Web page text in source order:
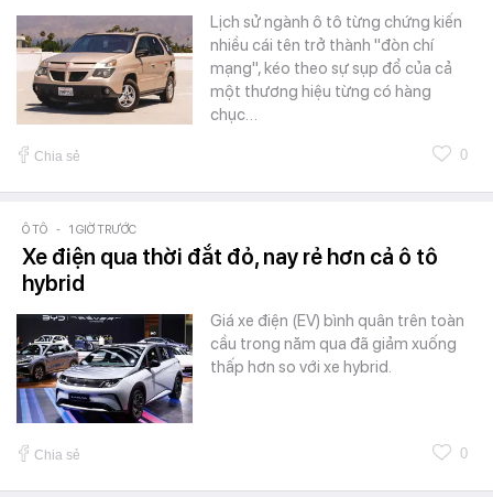
Lịch sử ngành ô tô từng chứng kiến
nhiều cái tên trở thành "đòn chí
mạng", kéo theo sự sụp đổ của cả
một thương hiệu từng có hàng
chục…
Chia sẻ 0
Ô TÔ - 1 GIỜ TRƯỚC
Xe điện qua thời đắt đỏ, nay rẻ hơn cả ô tô
hybrid
Giá xe điện (EV) bình quân trên toàn
cầu trong năm qua đã giảm xuống
thấp hơn so với xe hybrid.
Chia sẻ 0